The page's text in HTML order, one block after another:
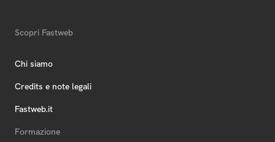
Scopri Fastweb
Chi siamo
Credits e note legali
Fastweb.it
Formazione